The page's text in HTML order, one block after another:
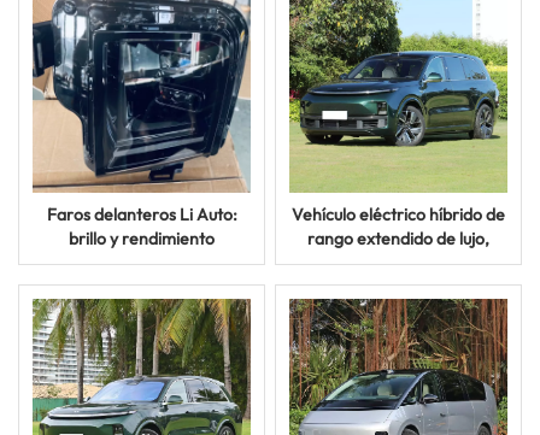
Faros delanteros Li Auto:
brillo y rendimiento
superiores para máxima
seguridad
Vehículo eléctrico híbrido de
rango extendido de lujo,
nuevo, de alta velocidad, Li
Xiang L9, nuevo, automático